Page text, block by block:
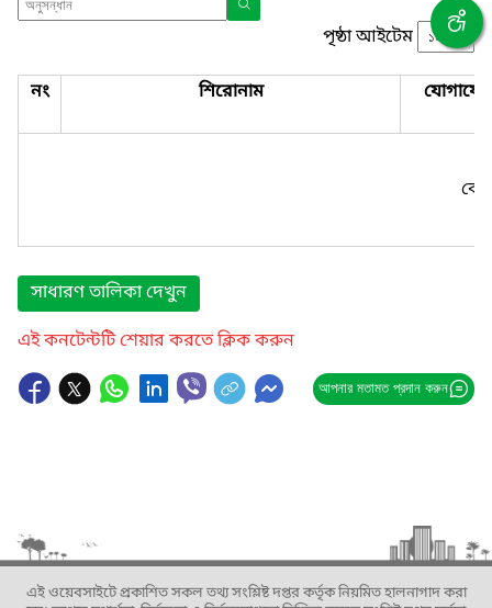
পৃষ্ঠা আইটেম
নং শিরোনাম
সাধারণ তালিকা দেখুন
এই কনটেন্টটি শেয়ার করতে ক্লিক করুন
আপনার মতামত প্রদান করুন
এই ওয়েবসাইটে প্রকাশিত সকল তথ্য সংশ্লিষ্ট দপ্তর কর্তৃক নিয়মিত হালনাগাদ করা